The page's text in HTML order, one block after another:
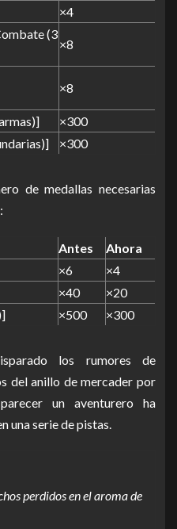
×4
(3
×8
×8
×300
×300
de medallas necesarias
Antes
Ahora
×6
×4
×40
×20
×500 ×300
los rumores de
del anillo de mercader por
un aventurero ha
una serie de pistas.
perdidos en el aroma de